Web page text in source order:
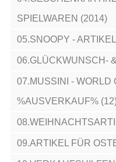
SPIELWAREN (2014)
05.SNOOPY -
06.GLÜCKWUNSCH-
07.MUSSINI - WORLD
%AUSVERKAUF%
09.ARTIKEL FÜR